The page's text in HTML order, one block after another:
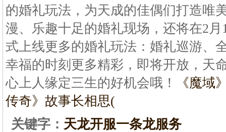
的婚礼玩法，为天成的佳偶们打造唯
漫、乐趣十足的婚礼现场，还将在2
式上线更多的婚礼玩法：婚礼巡游、
幸福的时刻更多精彩，即将开放，天
心上人缘定三生的好机会哦！
《魔域
传奇》故事长相思(
关键字： 天龙开服一条龙服务